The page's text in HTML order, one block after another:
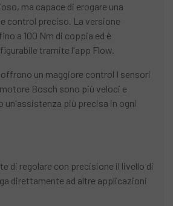
ma capace di erogare una
control preciso. La versione
a 100 Nm di coppia ed è
tramite l'app Flow.
un maggiore control I sensori
Bosch sono più veloci e
un'assistenza più precisa in ogni
di regolare con precisione il livello di
direttamente ad altre applicazioni